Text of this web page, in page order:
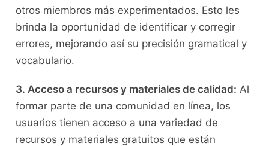
otros miembros más experimentados. Esto les
⁣brinda la oportunidad de identificar⁣ y corregir ​
errores, mejorando así su precisión gramatical y
vocabulario.
3. Acceso a recursos y materiales de⁣ calidad: Al
formar ⁣parte de⁣ una comunidad en línea, los
usuarios⁢ tienen acceso ⁣a una‌ variedad⁣ de
⁢recursos y materiales gratuitos que están‌